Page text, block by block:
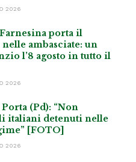
2026
porta il
ambasciate: un
l’8 agosto in tutto il
2026
(Pd): “Non
italiani detenuti nelle
[FOTO]
2026